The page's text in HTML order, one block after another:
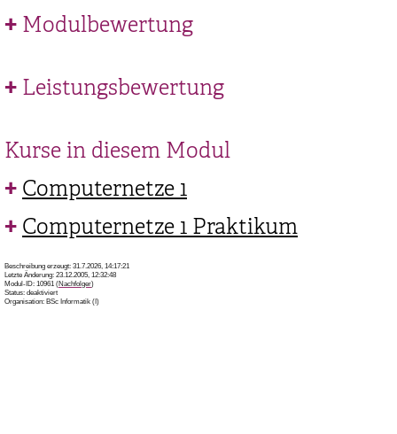
Modulbewertung
Leistungsbewertung
Kurse in diesem Modul
Computernetze 1
Computernetze 1 Praktikum
Beschreibung erzeugt: 31.7.2026, 14:17:21
Letzte Änderung: 23.12.2005, 12:32:48
Modul-ID: 10961 (Nachfolger)
Status: deaktiviert
Organisation: BSc Informatik (I)